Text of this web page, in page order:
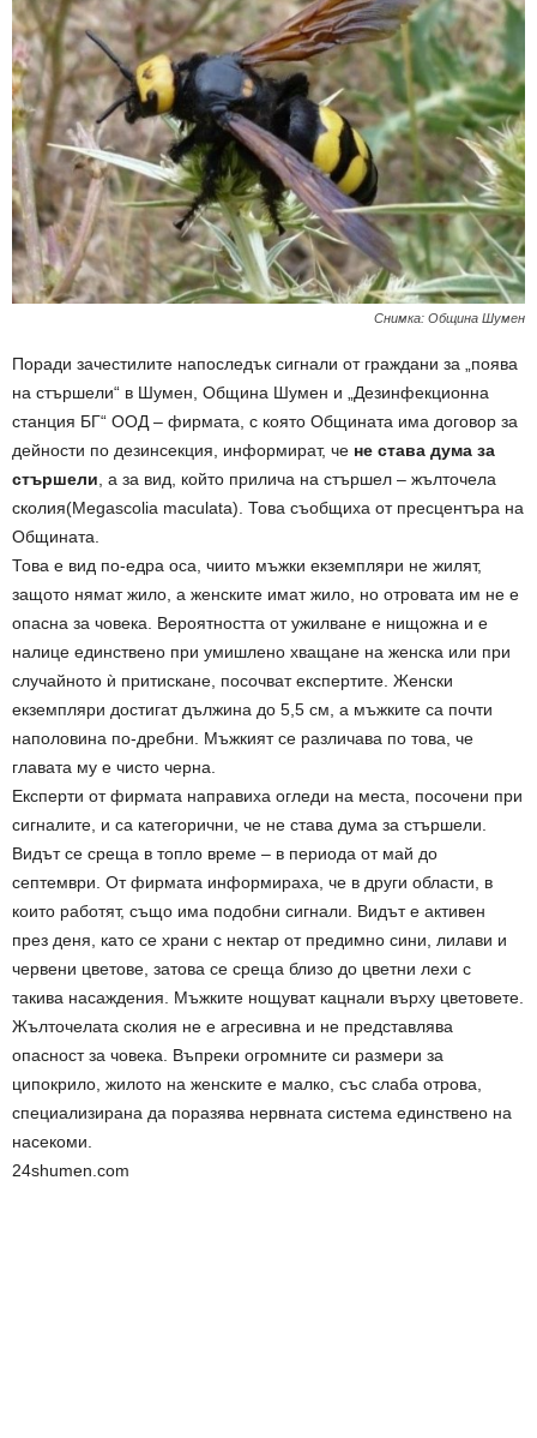
Снимка: Община Шумен
Поради зачестилите напоследък сигнали от граждани за „поява
на стършели“ в Шумен, Община Шумен и „Дезинфекционна
станция БГ“ ООД – фирмата, с която Общината има договор за
дейности по дезинсекция, информират, че не става дума за
стършели, а за вид, който прилича на стършел – жълточела
сколия(Megascolia maculata). Това съобщиха от пресцентъра на
Общината.
Това е вид по-едра оса, чиито мъжки екземпляри не жилят,
защото нямат жило, а женските имат жило, но отровата им не е
опасна за човека. Вероятността от ужилване е нищожна и е
налице единствено при умишлено хващане на женска или при
случайното ѝ притискане, посочват експертите. Женски
екземпляри достигат дължина до 5,5 см, а мъжките са почти
наполовина по-дребни. Мъжкият се различава по това, че
главата му е чисто черна.
Експерти от фирмата направиха огледи на места, посочени при
сигналите, и са категорични, че не става дума за стършели.
Видът се среща в топло време – в периода от май до
септември. От фирмата информираха, че в други области, в
които работят, също има подобни сигнали. Видът е активен
през деня, като се храни с нектар от предимно сини, лилави и
червени цветове, затова се среща близо до цветни лехи с
такива насаждения. Мъжките нощуват кацнали върху цветовете.
Жълточелата сколия не е агресивна и не представлява
опасност за човека. Въпреки огромните си размери за
ципокрило, жилото на женските е малко, със слаба отрова,
специализирана да поразява нервната система единствено на
насекоми.
24shumen.com